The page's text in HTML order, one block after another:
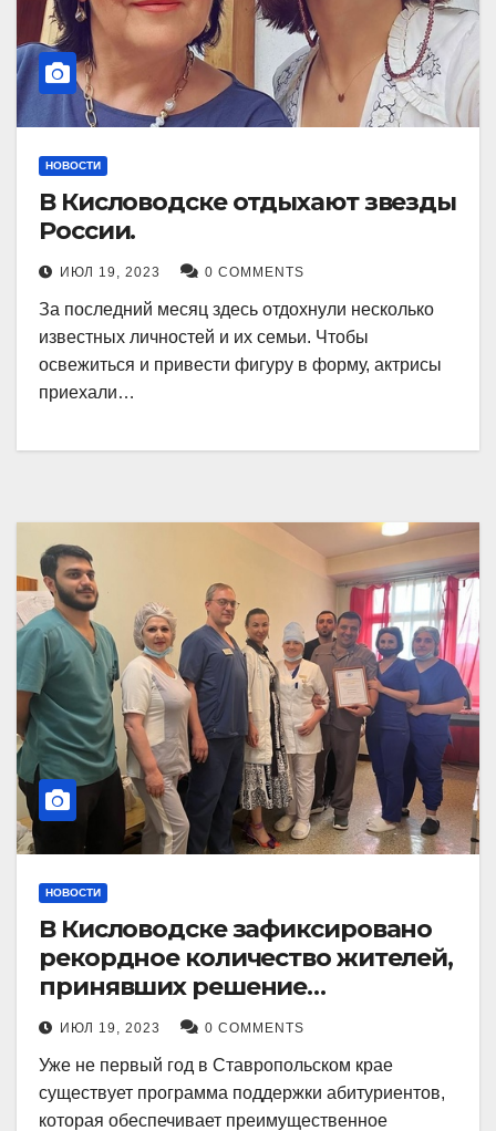
НОВОСТИ
В Кисловодске отдыхают звезды
России.
ИЮЛ 19, 2023 0 COMMENTS
За последний месяц здесь отдохнули несколько
известных личностей и их семьи. Чтобы
освежиться и привести фигуру в форму, актрисы
приехали…
НОВОСТИ
В Кисловодске зафиксировано
рекордное количество жителей,
принявших решение
воспользоваться
установленными мерами, с
целью поступления в
медицинский вуз в районе.
ИЮЛ 19, 2023 0 COMMENTS
Уже не первый год в Ставропольском крае
существует программа поддержки абитуриентов,
которая обеспечивает преимущественное